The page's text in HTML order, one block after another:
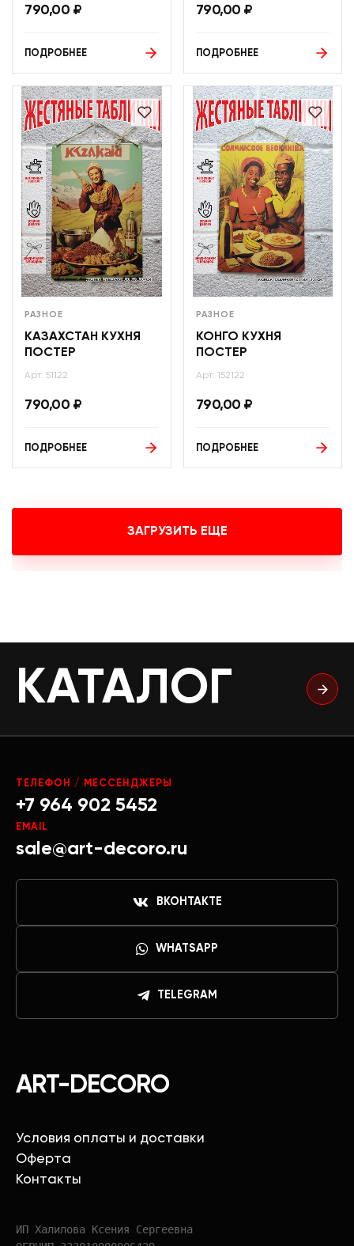
790,00 ₽
ПОДРОБНЕЕ
790,00 ₽
ПОДРОБНЕЕ
РАЗНОЕ
КАЗАХСТАН КУХНЯ
ПОСТЕР
Арт: 51122
790,00 ₽
ПОДРОБНЕЕ
РАЗНОЕ
КОНГО КУХНЯ
ПОСТЕР
Арт: 152122
790,00 ₽
ПОДРОБНЕЕ
ЗАГРУЗИТЬ ЕЩЕ
КАТАЛОГ
ART-DECORO
Условия оплаты и доставки
Оферта
Контакты
ИП Халилова Ксения Сергеевна
ТЕЛЕФОН / МЕССЕНДЖЕРЫ
+7 964 902 5452
EMAIL
sale@art-decoro.ru
ВКОНТАКТЕ
WHATSAPP
TELEGRAM